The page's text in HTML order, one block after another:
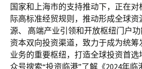
国家和上海市的支持推动下，正在对
际高标准经贸规则，推动形成全球
源、 高端产业引领和开放枢纽门户
资本双向投资渠道，致力于成为统
业务的重要枢纽，打造全球投资首选
众号搜索“投资临港”了解《2024年